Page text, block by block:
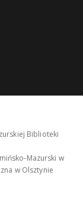
Biblioteki
Mazurski w
w Olsztynie